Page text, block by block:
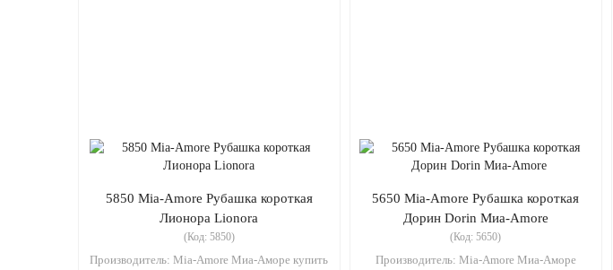
5850 Mia-Amore Рубашка короткая
Лионора Lionora
(Код: 5850)
Производитель:Mia-Amore Миа-Аморе купить
5650 Mia-Amore Рубашка короткая
Дорин Dorin Миа-Amore
(Код:5650)
Производитель: Mia-Amore Миа-Аморе